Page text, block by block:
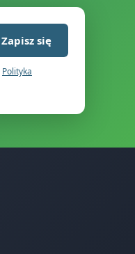
Zapisz się
Polityka